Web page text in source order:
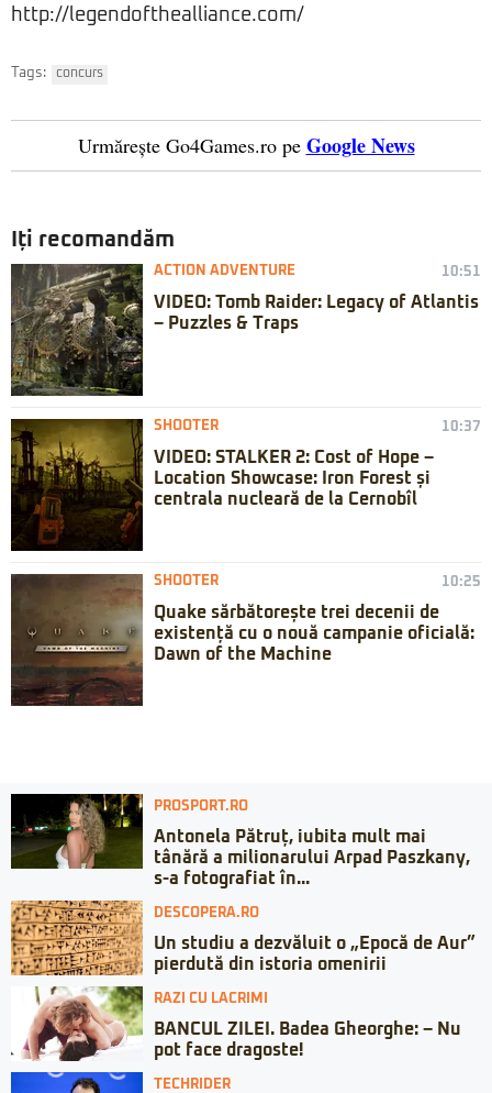
http://legendofthealliance.com/
Tags: concurs
Urmărește Go4Games.ro pe Google News
Iți recomandăm
ACTION ADVENTURE 10:51
VIDEO: Tomb Raider: Legacy of Atlantis
– Puzzles & Traps
SHOOTER 10:37
VIDEO: STALKER 2: Cost of Hope –
Location Showcase: Iron Forest și
centrala nucleară de la Cernobîl
SHOOTER 10:25
Quake sărbătorește trei decenii de
existență cu o nouă campanie oficială:
Dawn of the Machine
PROSPORT.RO
Antonela Pătruț, iubita mult mai
tânără a milionarului Arpad Paszkany,
s-a fotografiat în...
DESCOPERA.RO
Un studiu a dezvăluit o „Epocă de Aur”
pierdută din istoria omenirii
RAZI CU LACRIMI
BANCUL ZILEI. Badea Gheorghe: – Nu
pot face dragoste!
TECHRIDER